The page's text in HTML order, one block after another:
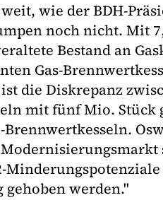
wie der BDH-
noch nicht. Mit
Bestand an
Gas-
die Diskrepanz
mit fünf Mio. Stück
gehoben werden."